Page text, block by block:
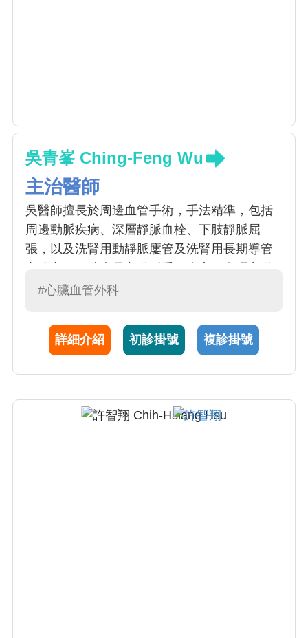
吳青峯 Ching-Feng Wu
主治醫師
吳醫師擅長於周邊血管手術，手法精準，包括
周邊動脈疾病、深層靜脈血栓、下肢靜脈屈
張，以及洗腎用動靜脈廔管及洗腎用長期導管
脈剝離、胸、腹主動脈瘤傳統及血管腔內支架
#心臟血管外科
詳細介紹 初診掛號 複診掛號